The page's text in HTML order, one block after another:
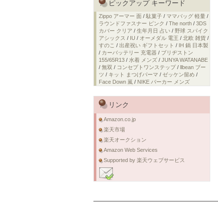
ピックアップ キーワード
Zippo アーマー 面 / 駄菓子 / ママバッグ 軽量 /
ラウンドファスナー ピンク / The north / 3DS
カバー クリア / 生年月日 占い / 野球 スパイク
アシックス / IU / オーメダル 電王 / 北欧 雑貨 /
すのこ / 出産祝い ギフトセット / IH 鍋 日本製
/ カーバッテリー 充電器 / ブリヂストン
155/65R13 / 水着 メンズ / JUNYA WATANABE
/ 無双 / コンセプトワンステップ/ llbean ブー
ツ / キット まつげパーマ / ゼッケン留め /
Face Down 嵐 / NIKE パーカー メンズ
リンク
Amazon.co.jp
楽天市場
楽天オークション
Amazon Web Services
Supported by 楽天ウェブサービス